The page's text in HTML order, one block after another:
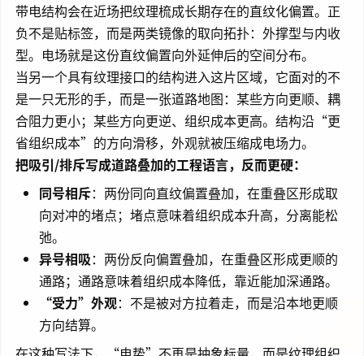
带电结构会在近场把纹理梳成长期存在的直纹化偏置。正
负不是贴标签，而是两类镜像的取向拓扑：外撑型与内收
型。电场就是这份直纹偏置向外延伸后的空间分布。
当另一个具有纹理接口的结构进入这片区域，它面对的不
是一只无形的手，而是一张道路地图：某些方向更顺、耦
合阻力更小；某些方向更逆、组织成本更高。结构沿“更
省组织成本”的方向滑移，外观就被压缩成电场力。
把吸引/排斥写成道路叠加的工程语言，反而更硬：
同号相斥：两份同向直纹偏置叠加，在重叠区形成取
向对冲的堵点；堵点意味着组织成本升高，分离能松
弛。
异号相吸：两份反向偏置叠加，在重叠区形成更顺的
通路；通路意味着组织成本降低，靠近能加深通路。
“受力”外观：不是被对方拉着走，而是沿本地更顺
方向结算。